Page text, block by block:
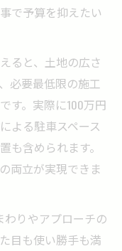
で予算を抑えたい
ると、土地の広さ
必要最低限の施工
す。実際に100万円
よる駐車スペース
も含められます。
両立が実現できま
わりやアプローチの
目も使い勝手も満